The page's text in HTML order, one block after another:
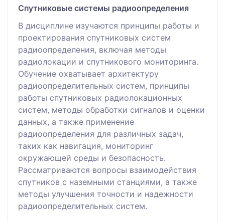
Спутниковые системы радиоопределения
В дисциплине изучаются принципы работы и
проектирования спутниковых систем
радиоопределения, включая методы
радиолокации и спутникового мониторинга.
Обучение охватывает архитектуру
радиоопределительных систем, принципы
работы спутниковых радиолокационных
систем, методы обработки сигналов и оценки
данных, а также применение
радиоопределения для различных задач,
таких как навигация, мониторинг
окружающей среды и безопасность.
Рассматриваются вопросы взаимодействия
спутников с наземными станциями, а также
методы улучшения точности и надежности
радиоопределительных систем.